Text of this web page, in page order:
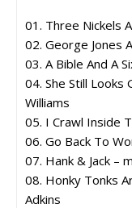
01. Three Nickels
02. George Jones
03. A Bible And A
04. She Still Looks
Williams
05. I Crawl Inside
06. Go Back To
07. Hank & Jack –
08. Honky Tonks
Adkins